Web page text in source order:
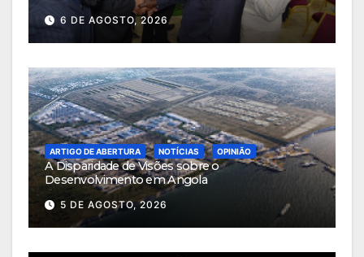
6 DE AGOSTO, 2026
ARTIGO DE ABERTURA NOTÍCIAS OPINIÃO
A Disparidade de Visões sobre o
Desenvolvimento em Angola
5 DE AGOSTO, 2026